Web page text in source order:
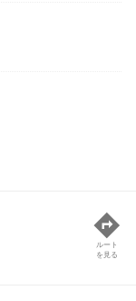
ルート
を見る